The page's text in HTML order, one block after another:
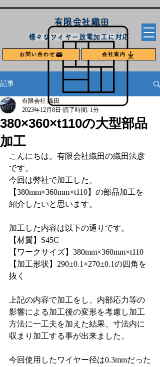
​有限会社織田
​様々なワイヤー放電加工に対応
お問い合わせ 会社案内
記事
380×360×t110の大型部品
加工
有限会社 織田
2023年12月8日 読了時間: 1分
こんにちは。有限会社織田の織田法彦
です。
今回は弊社で加工した、
【380mm×360mm×t110】の部品加工を
紹介したいと思います。
加工した内容は以下の通りです。
【材質】S45C
【ワークサイズ】380mm×360mm×t110
【加工形状】290±0.1×270±0.1の四角を
抜く
上記の内容で加工をし、内部応力等の
影響による加工後の変形を考慮し加工
方法に一工夫を加えた結果、寸法内に
収まり加工する事が出来ました。
今回使用したワイヤー径は0.3mmだった